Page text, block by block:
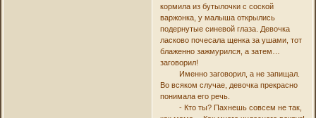
кормила из бутылочки с соской
варжонка, у малыша открылись
подернутые синевой глаза. Девочка
ласково почесала щенка за ушами, тот
блаженно зажмурился, а затем…
заговорил!
Именно заговорил, а не запищал.
Во всяком случае, девочка прекрасно
понимала его речь.
- Кто ты? Пахнешь совсем не так,